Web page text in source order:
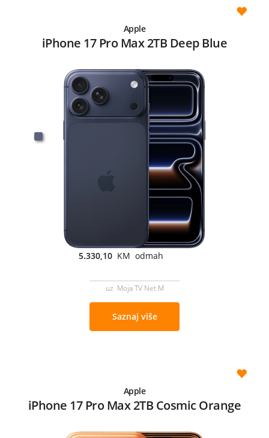
Apple
iPhone 17 Pro Max 2TB Deep Blue
5.330,10 KM odmah
uz Moja TV Net M
Saznaj više
Apple
iPhone 17 Pro Max 2TB Cosmic Orange